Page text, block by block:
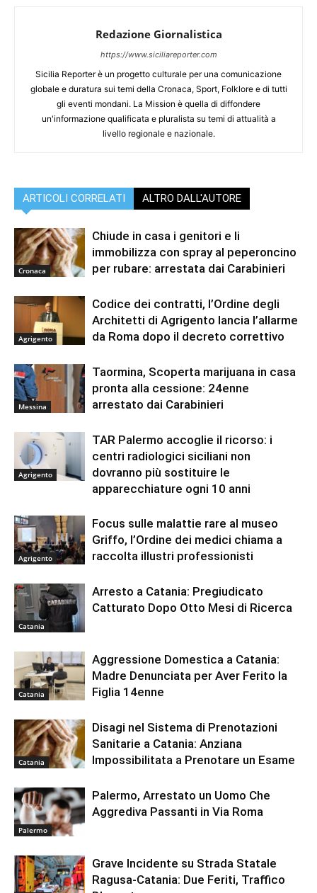
Redazione Giornalistica
https://www.siciliareporter.com
Sicilia Reporter è un progetto culturale per una comunicazione
globale e duratura sui temi della Cronaca, Sport, Folklore e di tutti
gli eventi mondani. La Mission è quella di diffondere
un'informazione qualificata e pluralista su temi di attualità a
livello regionale e nazionale.
ARTICOLI CORRELATI ALTRO DALL'AUTORE
Cronaca
Chiude in casa i genitori e li
immobilizza con spray al peperoncino
per rubare: arrestata dai Carabinieri
Agrigento
Codice dei contratti, l’Ordine degli
Architetti di Agrigento lancia l’allarme
da Roma dopo il decreto correttivo
Messina
Taormina, Scoperta marijuana in casa
pronta alla cessione: 24enne
arrestato dai Carabinieri
Agrigento
TAR Palermo accoglie il ricorso: i
centri radiologici siciliani non
dovranno più sostituire le
apparecchiature ogni 10 anni
Agrigento
Focus sulle malattie rare al museo
Griffo, l’Ordine dei medici chiama a
raccolta illustri professionisti
Catania
Arresto a Catania: Pregiudicato
Catturato Dopo Otto Mesi di Ricerca
Catania
Aggressione Domestica a Catania:
Madre Denunciata per Aver Ferito la
Figlia 14enne
Catania
Disagi nel Sistema di Prenotazioni
Sanitarie a Catania: Anziana
Impossibilitata a Prenotare un Esame
Palermo
Palermo, Arrestato un Uomo Che
Aggrediva Passanti in Via Roma
Grave Incidente su Strada Statale
Ragusa-Catania: Due Feriti, Traffico